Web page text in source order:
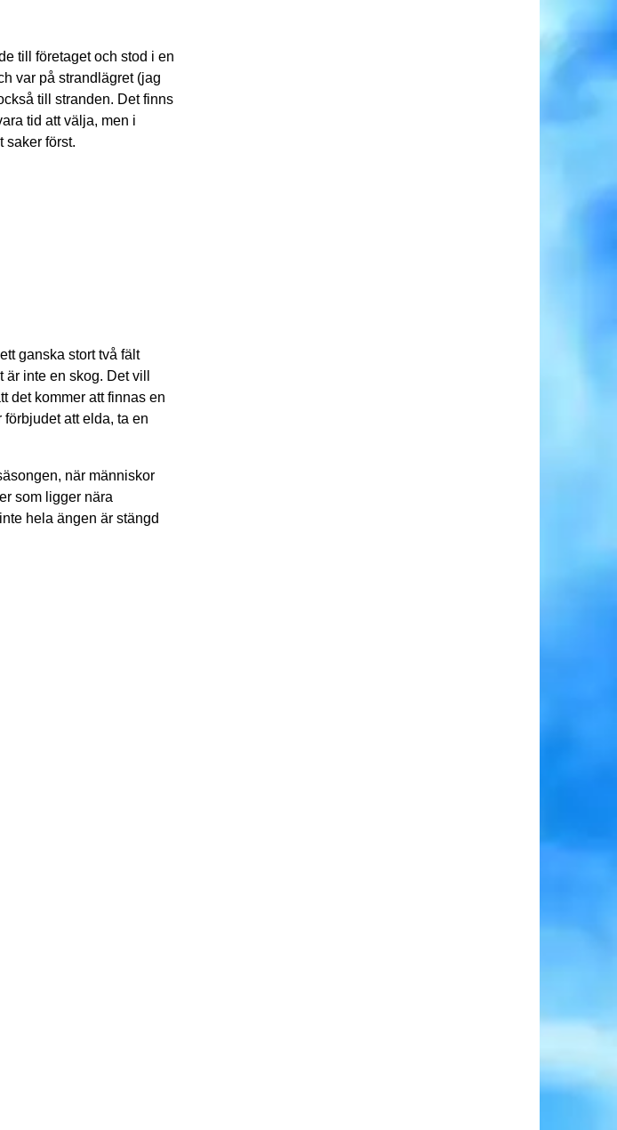
till företaget och stod i en
var på strandlägret (jag
till stranden. Det finns
tid att välja, men i
saker först.
ganska stort två fält
inte en skog. Det vill
det kommer att finnas en
att elda, ta en
när människor
som ligger nära
hela ängen är stängd